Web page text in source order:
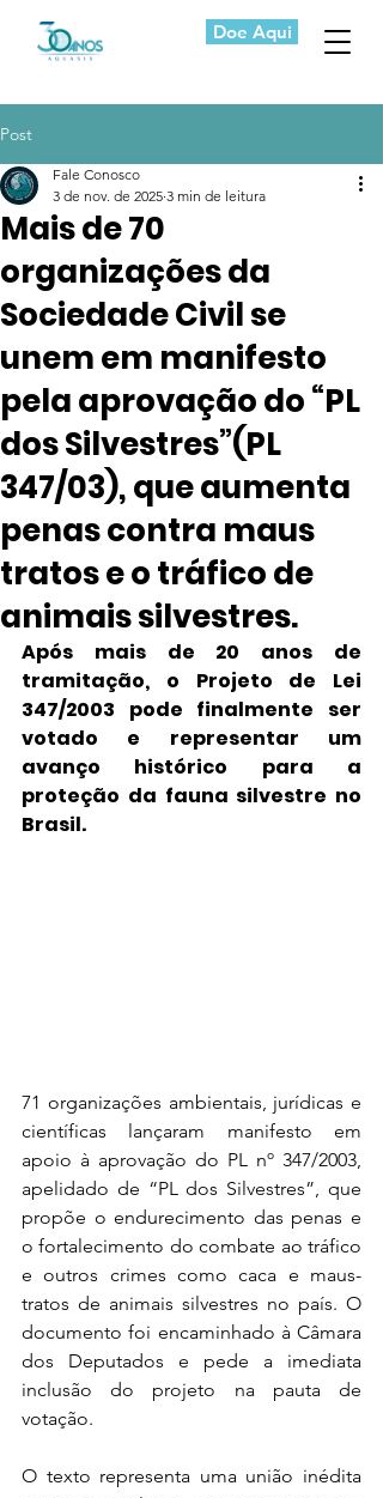
Doe Aqui
Post
Mais de 70
organizações da
Sociedade Civil se
unem em manifesto
pela aprovação do “PL
dos Silvestres”(PL
347/03), que aumenta
penas contra maus
tratos e o tráfico de
animais silvestres.
Fale Conosco
3 de nov. de 2025 3 min de leitura
Após mais de 20 anos de
tramitação, o Projeto de Lei
347/2003 pode finalmente ser
votado e representar um
avanço histórico para a
proteção da fauna silvestre no
Brasil.
71 organizações ambientais, jurídicas e
científicas lançaram manifesto em
apoio à aprovação do PL nº 347/2003,
apelidado de “PL dos Silvestres”, que
propõe o endurecimento das penas e
o fortalecimento do combate ao tráfico
e outros crimes como caca e maus-
tratos de animais silvestres no país. O
documento foi encaminhado à Câmara
dos Deputados e pede a imediata
inclusão do projeto na pauta de
votação.
O texto representa uma união inédita